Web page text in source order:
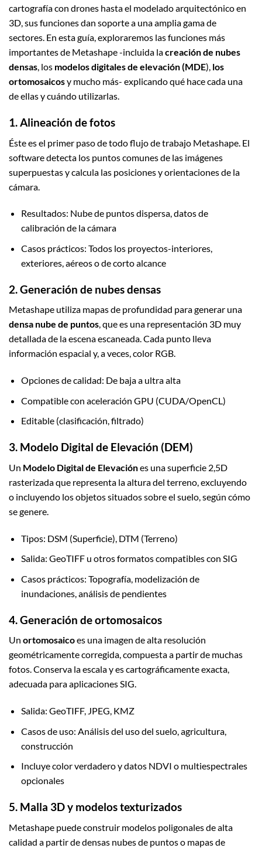
cartografía con drones hasta el modelado arquitectónico en
3D, sus funciones dan soporte a una amplia gama de
sectores. En esta guía, exploraremos las funciones más
importantes de Metashape -incluida lacreación de nubes
densas, los modelos digitales de elevación (MDE), los
ortomosaicosy mucho más- explicando qué hace cada una
de ellas y cuándo utilizarlas.
1. Alineación de fotos
Éste es el primer paso de todo flujo de trabajo Metashape. El
software detecta los puntos comunes de las imágenes
superpuestas y calcula las posiciones y orientaciones de la
cámara.
Resultados: Nube de puntos dispersa, datos de
calibración de la cámara
Casos prácticos: Todos los proyectos-interiores,
exteriores, aéreos o de corto alcance
2. Generación de nubes densas
Metashape utiliza mapas de profundidad para generar una
densa nube de puntos, que es una representación 3D muy
detallada de la escena escaneada. Cada punto lleva
información espacial y, a veces, color RGB.
Opciones de calidad: De baja a ultra alta
Compatible con aceleración GPU (CUDA/OpenCL)
Editable (clasificación, filtrado)
3. Modelo Digital de Elevación (DEM)
Un Modelo Digital de Elevaciónes una superficie 2,5D
rasterizada que representa la altura del terreno, excluyendo
o incluyendo los objetos situados sobre el suelo, según cómo
se genere.
Tipos: DSM (Superficie), DTM (Terreno)
Salida: GeoTIFF u otros formatos compatibles con SIG
Casos prácticos: Topografía, modelización de
inundaciones, análisis de pendientes
4. Generación de ortomosaicos
Un ortomosaicoes una imagen de alta resolución
geométricamente corregida, compuesta a partir de muchas
fotos. Conserva la escala y es cartográficamente exacta,
adecuada para aplicaciones SIG.
Salida: GeoTIFF, JPEG, KMZ
Casos de uso: Análisis del uso del suelo, agricultura,
construcción
Incluye color verdadero y datos NDVI o multiespectrales
opcionales
5. Malla 3D y modelos texturizados
Metashape puede construir modelos poligonales de alta
calidad a partir de densas nubes de puntos o mapas de